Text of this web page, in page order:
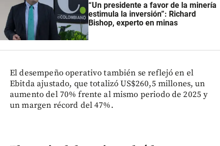
“Un presidente a favor de la minería
estimula la inversión”: Richard
Bishop, experto en minas
El desempeño operativo también se reflejó en el
Ebitda ajustado, que totalizó US$260,5 millones, un
aumento del 70% frente al mismo periodo de 2025 y
un margen récord del 47%.